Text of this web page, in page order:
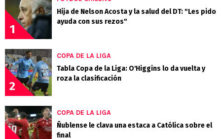
1
Hija de Nelson Acosta y la salud del DT: "Les pido
ayuda con sus rezos"
2
COPA DE LA LIGA
Tabla Copa de la Liga: O'Higgins lo da vuelta y
roza la clasificación
COPA DE LA LIGA
Ñublense le clava una estaca a Católica sobre el
final